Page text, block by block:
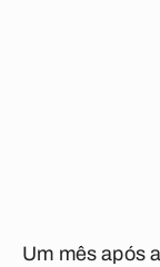
Um mês após